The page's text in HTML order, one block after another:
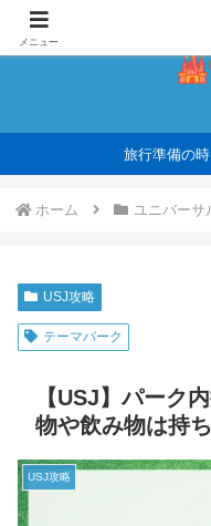
旅行準備の
ホーム ユニバーサ
USJ攻略
テーマパーク
【USJ】パーク
物や飲み物は持
USJ攻略
メニュー